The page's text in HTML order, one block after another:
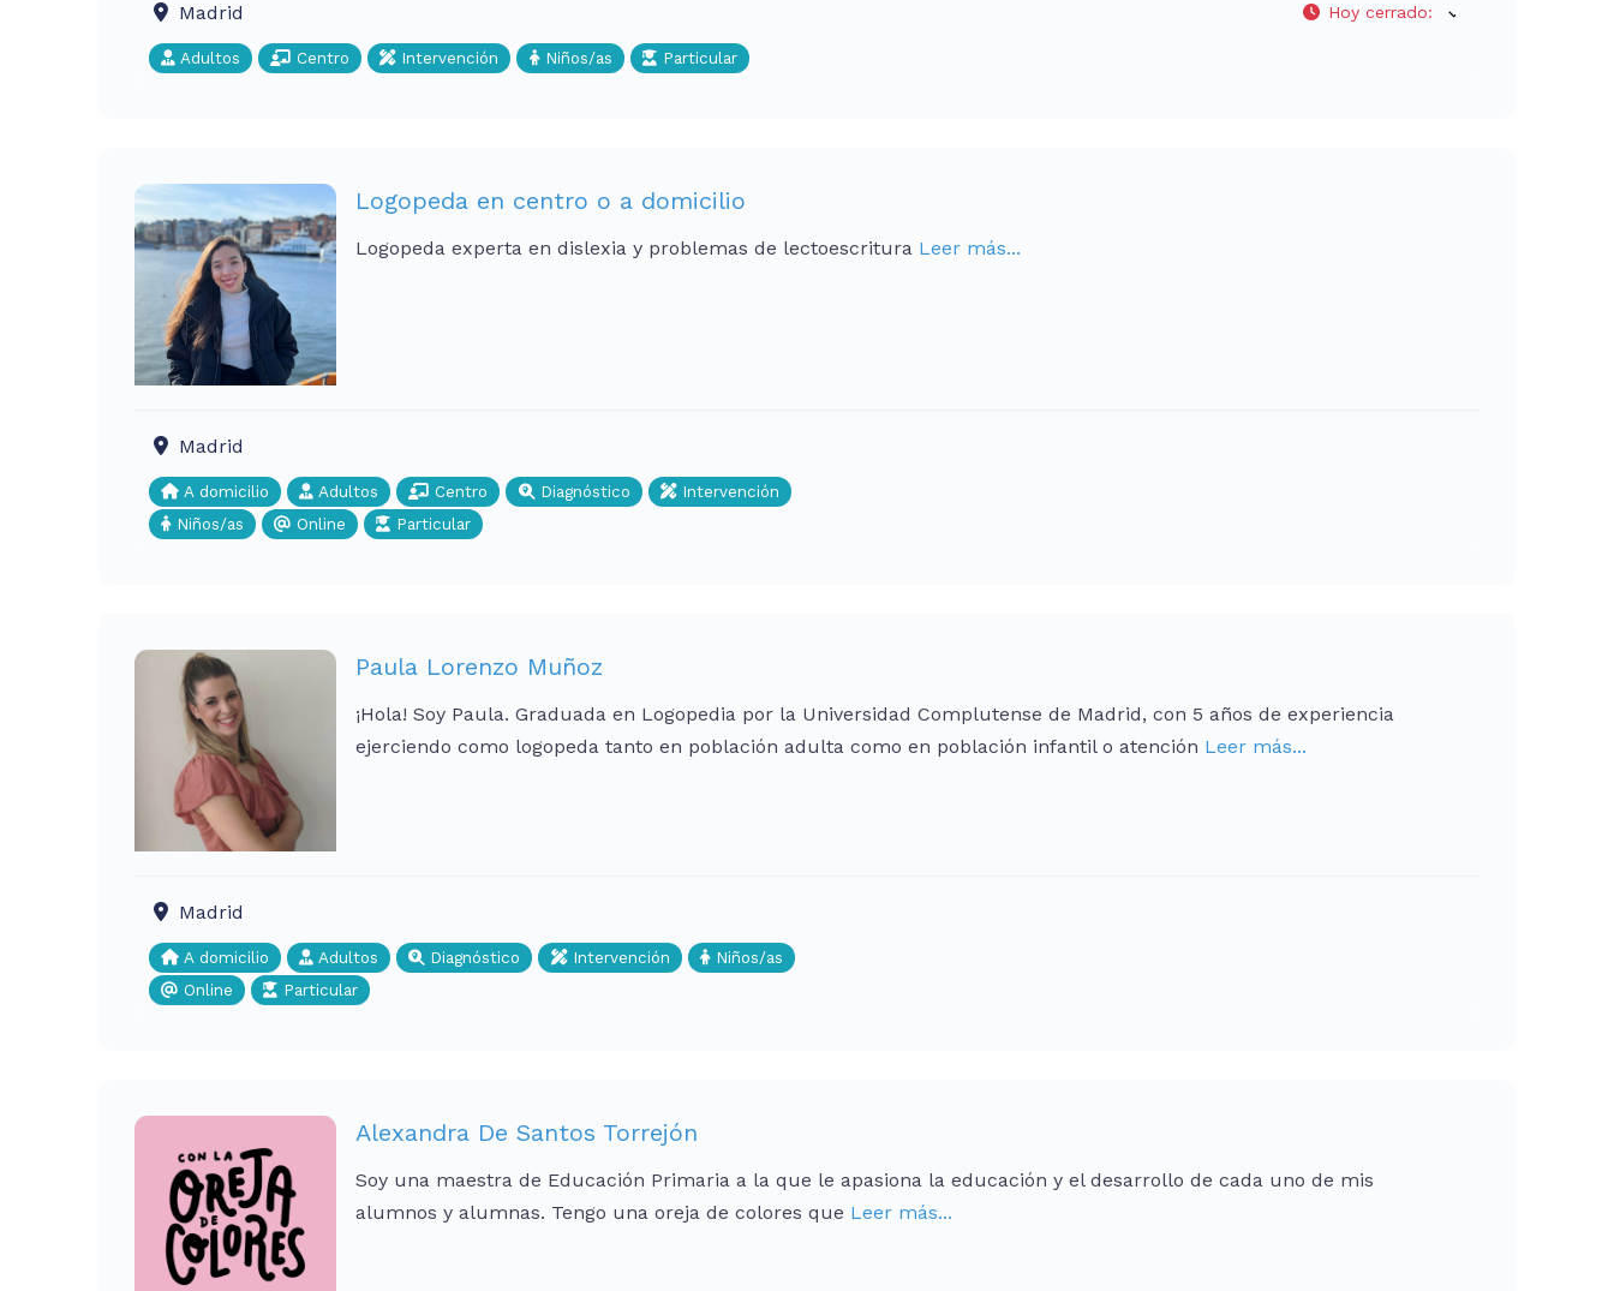
Madrid
Adultos Centro Intervención Niños/as Particular
Hoy cerrado:
Logopeda en centro o a domicilio
Logopeda experta en dislexia y problemas de lectoescritura Leer más...
Madrid
A domicilio Adultos Centro Diagnóstico
Intervención
Niños/as
Online Particular
Paula Lorenzo Muñoz
¡Hola! Soy Paula. Graduada en Logopedia por la Universidad Complutense de Madrid, con 5 años de experiencia
ejerciendo como logopeda tanto en población adulta como en población infantil o atención Leer más...
Madrid
A domicilio Adultos Diagnóstico Intervención
Niños/as
Online
Particular
Alexandra De Santos Torrejón
Soy una maestra de Educación Primaria a la que le apasiona la educación y el desarrollo de cada uno de mis
alumnos y alumnas. Tengo una oreja de colores que Leer más...